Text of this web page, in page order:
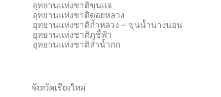
อุทยานแห่งชาติขุนแจ
อุทยานแห่งชาติดอยหลวง
อุทยานแห่งชาติถ้ำหลวง – ขุนน้ำนางนอน
อุทยานแห่งชาติภูชี้ฟ้า
อุทยานแห่งชาติลำน้ำกก
จังหวัดเชียงใหม่